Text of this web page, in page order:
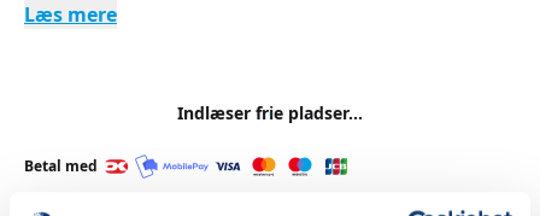
Læs mere
Indlæser frie pladser...
Betal med